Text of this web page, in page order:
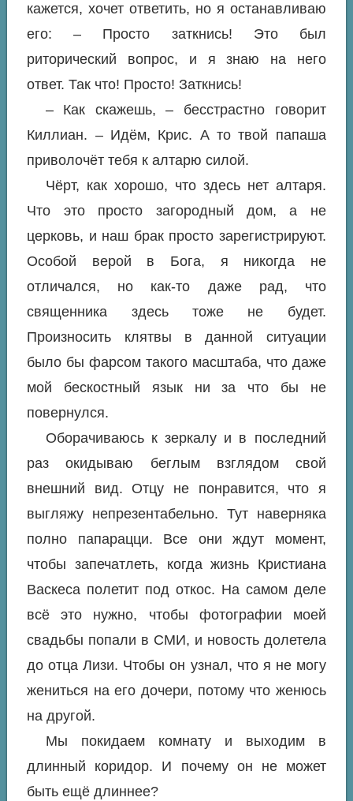
кажется, хочет ответить, но я останавливаю
его: – Просто заткнись! Это был
риторический вопрос, и я знаю на него
ответ. Так что! Просто! Заткнись!
– Как скажешь, – бесстрастно говорит
Киллиан. – Идём, Крис. А то твой папаша
приволочёт тебя к алтарю силой.
Чёрт, как хорошо, что здесь нет алтаря.
Что это просто загородный дом, а не
церковь, и наш брак просто зарегистрируют.
Особой верой в Бога, я никогда не
отличался, но как-то даже рад, что
священника здесь тоже не будет.
Произносить клятвы в данной ситуации
было бы фарсом такого масштаба, что даже
мой бескостный язык ни за что бы не
повернулся.
Оборачиваюсь к зеркалу и в последний
раз окидываю беглым взглядом свой
внешний вид. Отцу не понравится, что я
выгляжу непрезентабельно. Тут наверняка
полно папарацци. Все они ждут момент,
чтобы запечатлеть, когда жизнь Кристиана
Васкеса полетит под откос. На самом деле
всё это нужно, чтобы фотографии моей
свадьбы попали в СМИ, и новость долетела
до отца Лизи. Чтобы он узнал, что я не могу
жениться на его дочери, потому что женюсь
на другой.
Мы покидаем комнату и выходим в
длинный коридор. И почему он не может
быть ещё длиннее?